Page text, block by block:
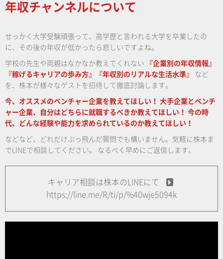
年収チャンネルについて
せっかく大学受験頑張って、高学歴と言われる大学を卒業したの
に、その後の年収が低かったら悲しいですよね。
学校の先生や両親はなかなか教えてくれない
『企業別の年収情報』
『稼げるキャリアの歩み方』『年収別のリアルな生活水準』
など
を、株本が様々なゲストを招待して徹底討論します。
今、オススメのベンチャー企業を教えてほしい！ 大手企業とベンチ
ャー企業、自分はどちらに就職するべきか教えてほしい！ 今の時
代、どんな経験や能力を求められているのか教えてほしい！
などなど、どれだけぶっ飛んだ質問でも構いません。気軽に株本ま
でLINEで相談してください。
なるべく早めにご返信します。
キャリア相談は株本のLINEにて
https://line.me/R/ti/p/%40wje5094k